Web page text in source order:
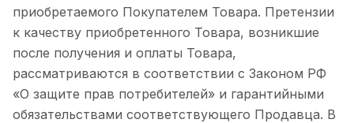
приобретаемого Покупателем Товара. Претензии
к качеству приобретенного Товара, возникшие
после получения и оплаты Товара,
рассматриваются в соответствии с Законом РФ
«О защите прав потребителей» и гарантийными
обязательствами соответствующего Продавца. В